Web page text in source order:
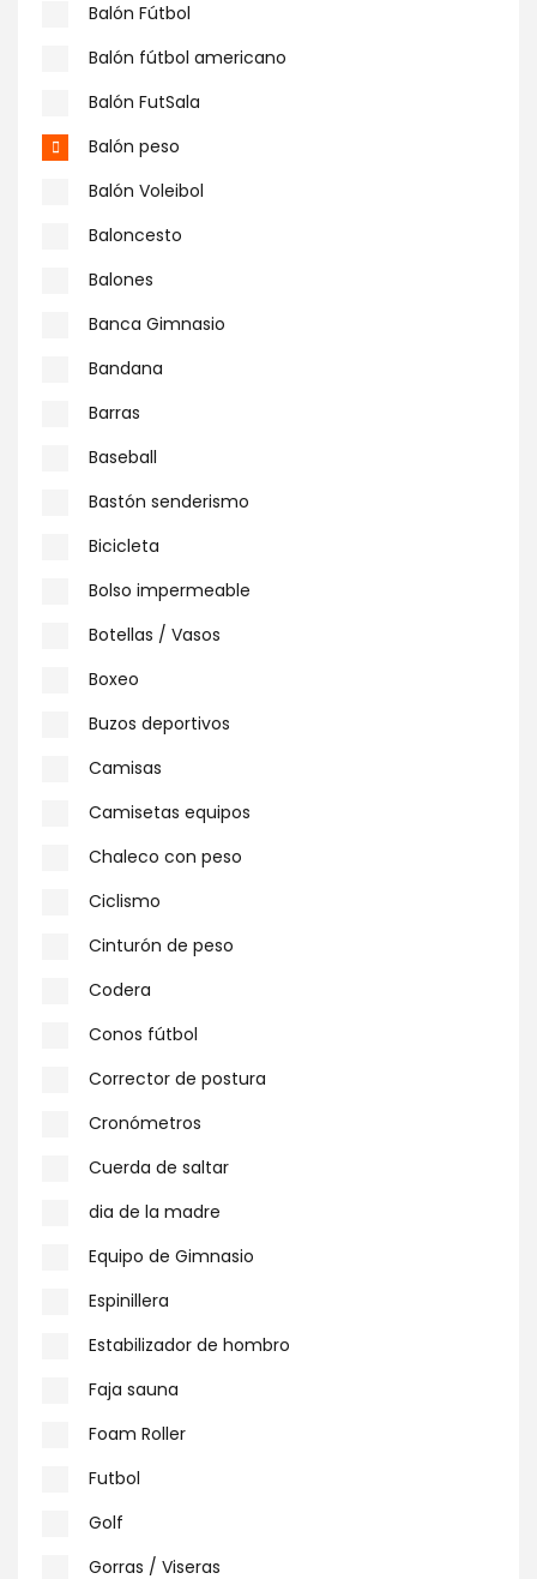
Balón Fútbol
Balón fútbol americano
Balón FutSala
Balón peso
Balón Voleibol
Baloncesto
Balones
Banca Gimnasio
Bandana
Barras
Baseball
Bastón senderismo
Bicicleta
Bolso impermeable
Botellas / Vasos
Boxeo
Buzos deportivos
Camisas
Camisetas equipos
Chaleco con peso
Ciclismo
Cinturón de peso
Codera
Conos fútbol
Corrector de postura
Cronómetros
Cuerda de saltar
dia de la madre
Equipo de Gimnasio
Espinillera
Estabilizador de hombro
Faja sauna
Foam Roller
Futbol
Golf
Gorras / Viseras